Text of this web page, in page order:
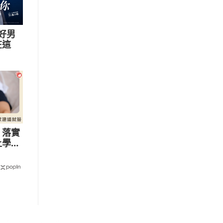
男
實
」